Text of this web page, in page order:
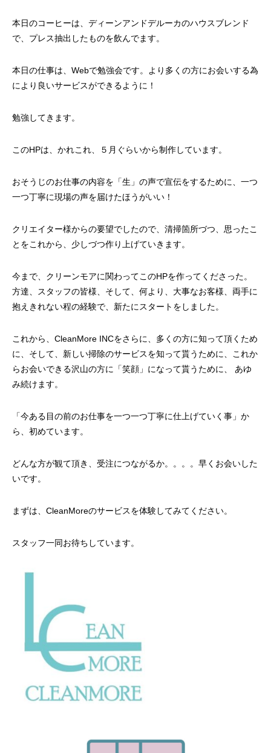
本日のコーヒーは、ディーンアンドデルーカのハウスブレンド
で、プレス抽出したものを飲んでます。
本日の仕事は、Webで勉強会です。より多くの方にお会いする為
により良いサービスができるように！
勉強してきます。
このHPは、かれこれ、５月ぐらいから制作しています。
おそうじのお仕事の内容を「生」の声で宣伝をするために、一つ
一つ丁寧に現場の声を届けたほうがいい！
クリエイター様からの要望でしたので、清掃箇所づつ、思ったこ
とをこれから、少しづつ作り上げていきます。
今まで、クリーンモアに関わってこのHPを作ってくださった。
方達、スタッフの皆様、そして、何より、大事なお客様、両手に
抱えきれない程の経験で、新たにスタートをしました。
これから、CleanMore INCをさらに、多くの方に知って頂くため
に、そして、新しい掃除のサービスを知って貰うために、これか
らお会いできる沢山の方に「笑顔」になって貰うために、 あゆ
み続けます。
「今ある目の前のお仕事を一つ一つ丁寧に仕上げていく事」か
ら、初めています。
どんな方が観て頂き、受注につながるか。。。。早くお会いした
いです。
まずは、CleanMoreのサービスを体験してみてください。
スタッフ一同お待ちしています。